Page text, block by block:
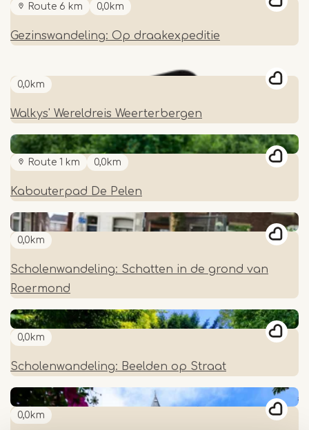
Route 6 km 0,0km
Gezinswandeling: Op draakexpeditie
0,0km
Walkys' Wereldreis Weerterbergen
Route 1 km 0,0km
Kabouterpad De Pelen
0,0km
Scholenwandeling: Schatten in de grond van
Roermond
0,0km
Scholenwandeling: Beelden op Straat
0,0km